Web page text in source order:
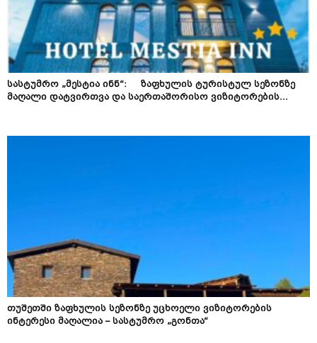
სასტუმრო „მესტია ინნ“: ზაფხულის ტურისტულ სეზონზე
მაღალი დატვირთვა და საერთაშორისო ვიზიტორების...
თუშეთში ზაფხულის სეზონზე უცხოელი ვიზიტორების
ინტერესი მაღალია – სასტუმრო „გონთა“